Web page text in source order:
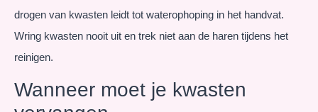
drogen van kwasten leidt tot waterophoping in het handvat.
Wring kwasten nooit uit en trek niet aan de haren tijdens het
reinigen.
Wanneer moet je kwasten